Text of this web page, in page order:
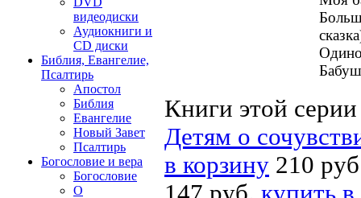
видеодиски
Аудиокниги и
CD диски
Библия, Евангелие,
Псалтирь
Апостол
Библия
Евангелие
Новый Завет
Псалтирь
Богословие и вера
Богословие
О
Книги этой серии
Детям о
в корзину 210